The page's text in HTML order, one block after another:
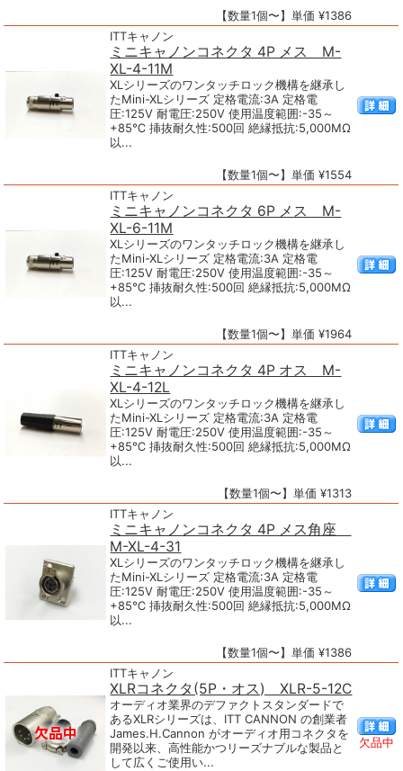
【数量1個〜】単価 ¥1386
ITTキャノン
ミニキャノンコネクタ 4P メス M-
XL-4-11M
XLシリーズのワンタッチロック機構を継承し
たMini-XLシリーズ 定格電流:3A 定格電
圧:125V 耐電圧:250V 使用温度範囲:-35～
+85℃ 挿抜耐久性:500回 絶縁抵抗:5,000MΩ
以...
【数量1個〜】単価 ¥1554
ITTキャノン
ミニキャノンコネクタ 6P メス M-
XL-6-11M
XLシリーズのワンタッチロック機構を継承し
たMini-XLシリーズ 定格電流:3A 定格電
圧:125V 耐電圧:250V 使用温度範囲:-35～
+85℃ 挿抜耐久性:500回 絶縁抵抗:5,000MΩ
以...
【数量1個〜】単価 ¥1964
ITTキャノン
ミニキャノンコネクタ 4P オス M-
XL-4-12L
XLシリーズのワンタッチロック機構を継承し
たMini-XLシリーズ 定格電流:3A 定格電
圧:125V 耐電圧:250V 使用温度範囲:-35～
+85℃ 挿抜耐久性:500回 絶縁抵抗:5,000MΩ
以...
【数量1個〜】単価 ¥1313
ITTキャノン
ミニキャノンコネクタ 4P メス角座
M-XL-4-31
XLシリーズのワンタッチロック機構を継承し
たMini-XLシリーズ 定格電流:3A 定格電
圧:125V 耐電圧:250V 使用温度範囲:-35～
+85℃ 挿抜耐久性:500回 絶縁抵抗:5,000MΩ
以...
【数量1個〜】単価 ¥1386
ITTキャノン
XLRコネクタ(5P・オス) XLR-5-12C
オーディオ業界のデファクトスタンダードで
あるXLRシリーズは、ITT CANNON の創業者
James.H.Cannon がオーディオ用コネクタを
開発以来、高性能かつリーズナブルな製品と
して広くご使用い...
欠品中